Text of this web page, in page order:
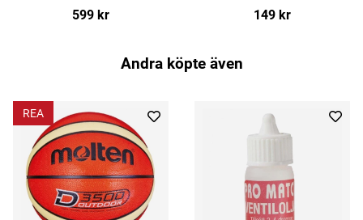
599 kr 149 kr
Andra köpte även
REA